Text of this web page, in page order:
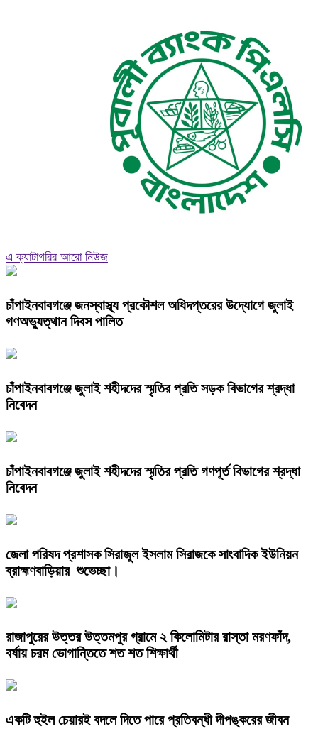
এ ক্যাটাগরির আরো নিউজ
চাঁপাইনবাবগঞ্জে জনস্বাস্থ্য প্রকৌশল অধিদপ্তরের উদ্যোগে জুলাই
গণঅভ্যুত্থান দিবস পালিত
চাঁপাইনবাবগঞ্জে জুলাই শহীদদের স্মৃতির প্রতি সড়ক বিভাগের শ্রদ্ধা
নিবেদন
চাঁপাইনবাবগঞ্জে জুলাই শহীদদের স্মৃতির প্রতি গণপূর্ত বিভাগের শ্রদ্ধা
নিবেদন
জেলা পরিষদ প্রশাসক সিরাজুল ইসলাম সিরাজকে সাংবাদিক ইউনিয়ন
ব্রাহ্মণবাড়িয়ার শুভেচ্ছা।
রাজাপুরের উত্তর উত্তমপুর গ্রামে ২ কিলোমিটার রাস্তা মরণফাঁদ,
বর্ষায় চরম ভোগান্তিতে শত শত শিক্ষার্থী
একটি হুইল চেয়ারই বদলে দিতে পারে প্রতিবন্ধী দীপঙ্করের জীবন